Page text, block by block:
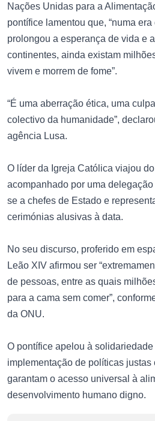
Nações Unidas para a
pontífice lamentou que, “numa
prolongou a esperança de vida e
continentes, ainda existam
vivem e morrem de fome”.
“É uma aberração ética, uma
colectivo da humanidade”,
agência Lusa.
O líder da Igreja Católica viajou
acompanhado por uma
se a chefes de Estado e
cerimónias alusivas à data.
No seu discurso, proferido em
Leão XIV afirmou ser
de pessoas, entre as quais
para a cama sem comer”,
da ONU.
O pontífice apelou à
implementação de políticas justas
garantam o acesso universal à
desenvolvimento humano digno.